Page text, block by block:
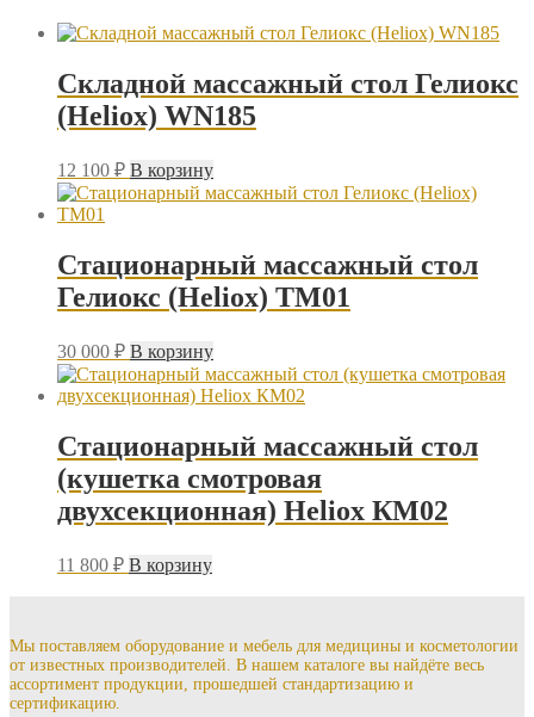
Складной массажный стол Гелиокс
(Heliox) WN185
12 100 ₽ В корзину
Стационарный массажный стол
Гелиокс (Heliox) ТМ01
30 000 ₽ В корзину
Стационарный массажный стол
(кушетка смотровая
двухсекционная) Heliox КМ02
11 800 ₽ В корзину
Мы поставляем оборудование и мебель для медицины и косметологии
от известных производителей. В нашем каталоге вы найдёте весь
ассортимент продукции, прошедшей стандартизацию и
сертификацию.